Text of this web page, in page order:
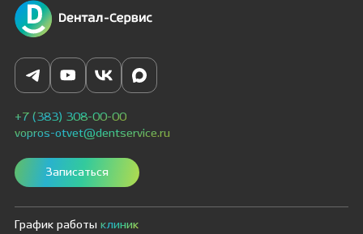
+7 (383) 308-00-00
vopros-otvet@dentservice.ru
Записаться
График работы клиник